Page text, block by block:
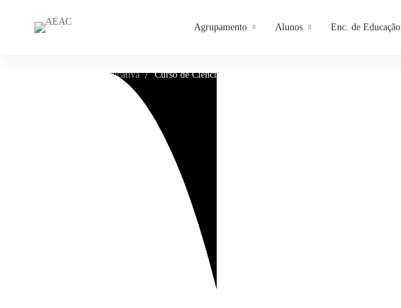
Agrupamento Alunos Enc. de Educação
Oferta-Educativa Curso de Ciências e Tecnologias